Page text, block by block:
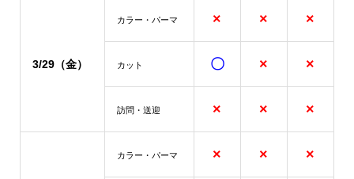
3/29（金）
カラー・パーマ × × ×
カット 〇 × ×
訪問・送迎 × × ×
カラー・パーマ × × ×